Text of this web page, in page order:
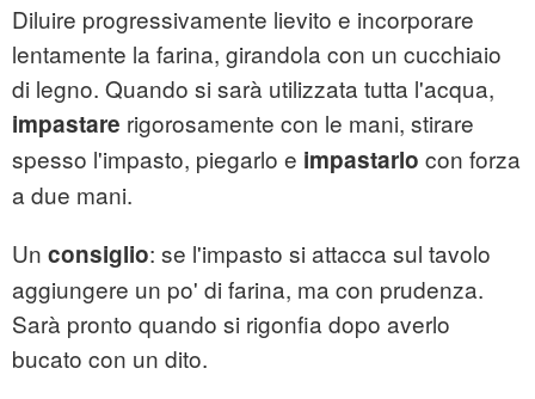
Diluire progressivamente lievito e incorporare
lentamente la farina, girandola con un cucchiaio
di legno. Quando si sarà utilizzata tutta l'acqua,
impastare rigorosamente con le mani, stirare
spesso l'impasto, piegarlo e impastarlo con forza
a due mani.
Un consiglio: se l'impasto si attacca sul tavolo
aggiungere un po' di farina, ma con prudenza.
Sarà pronto quando si rigonfia dopo averlo
bucato con un dito.